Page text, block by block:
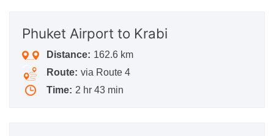
Phuket Airport to Krabi
Distance: 162.6 km
Route: via Route 4
Time: 2 hr 43 min